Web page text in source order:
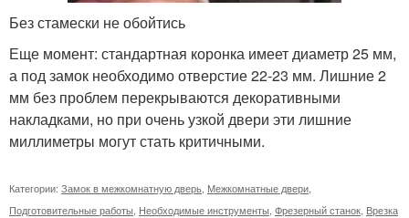
Без стамески не обойтись
Еще момент: стандартная коронка имеет диаметр 25 мм,
а под замок необходимо отверстие 22-23 мм. Лишние 2
мм без проблем перекрываются декоративными
накладками, но при очень узкой двери эти лишние
миллиметры могут стать критичными.
Категории: Замок в межкомнатную дверь Межкомнатные двери
Подготовительные работы Необходимые инструменты Фрезерный станок Врезка